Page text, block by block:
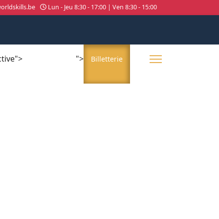
Lun - Jeu 8:30 - 17:00 | Ven 8:30 - 15:00
"> Billetterie